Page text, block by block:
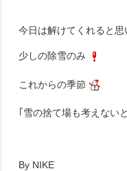
今日は解けてくれると思
少しの除雪のみ
これからの季節
｢雪の捨て場も考えない
By NIKE